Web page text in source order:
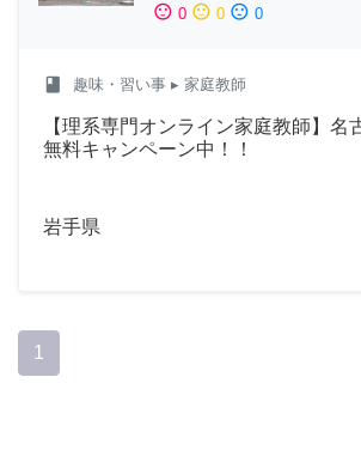
sentiment_satisfied 0 sentiment_neutral 0 sentiment_dissatisfied 0
class 趣味・習い事 ▸ 家庭教師
【理系専門オンライン家庭教師】名
無料キャンペーン中！！
岩手県
1